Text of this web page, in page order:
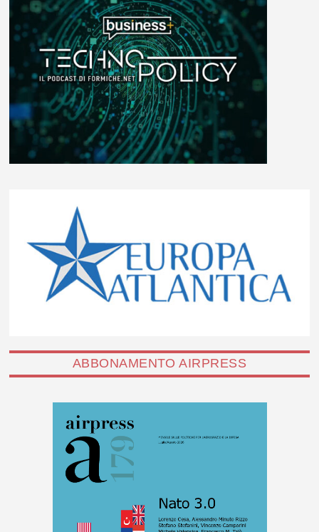
ABBONAMENTO AIRPRESS